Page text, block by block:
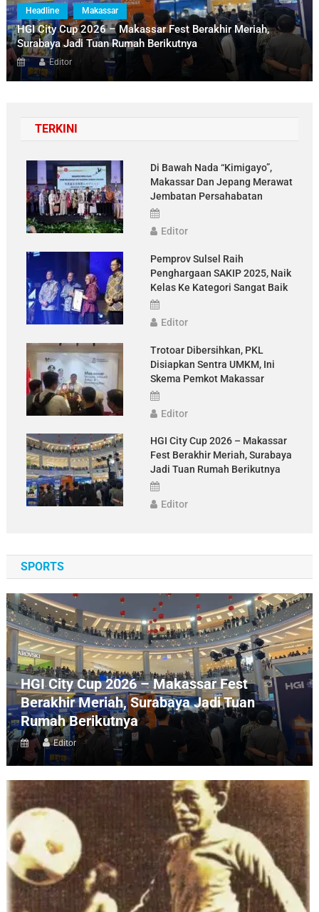
Headline Makassar
HGI City Cup 2026 – Makassar Fest Berakhir Meriah,
Surabaya Jadi Tuan Rumah Berikutnya
Editor
TERKINI
Di Bawah Nada “Kimigayo”,
Makassar Dan Jepang Merawat
Jembatan Persahabatan
Editor
Pemprov Sulsel Raih
Penghargaan SAKIP 2025, Naik
Kelas Ke Kategori Sangat Baik
Editor
Trotoar Dibersihkan, PKL
Disiapkan Sentra UMKM, Ini
Skema Pemkot Makassar
Editor
HGI City Cup 2026 – Makassar
Fest Berakhir Meriah, Surabaya
Jadi Tuan Rumah Berikutnya
Editor
SPORTS
HGI City Cup 2026 – Makassar Fest
Berakhir Meriah, Surabaya Jadi Tuan
Rumah Berikutnya
Editor